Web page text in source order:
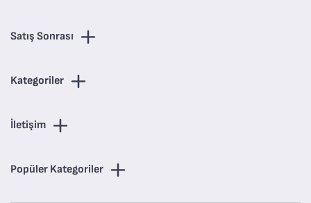
Satış Sonrası
Kategoriler
İletişim
Popüler Kategoriler